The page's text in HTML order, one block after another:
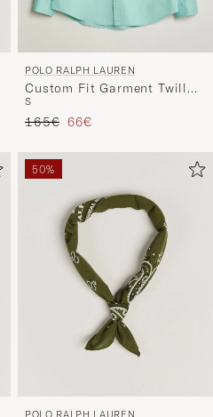
POLO RALPH LAUREN
Custom Fit Garment Twill
Shirt Celadon
S
Regulärer Preis
165€ Reduzierter Preis
66€
50%